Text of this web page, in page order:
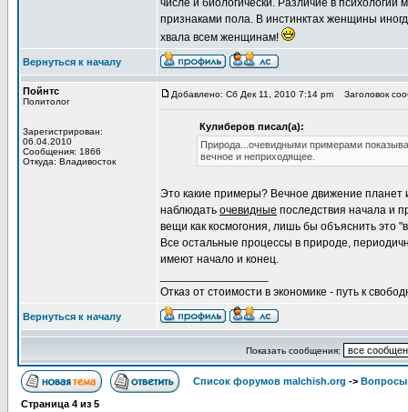
числе и биологически. Различие в
признаками пола. В инстинктах женщины
хвала всем женщинам!
Вернуться к началу
Пойнтс
Политолог
Зарегистрирован:
06.04.2010
Сообщения: 1866
Откуда: Владивосток
Добавлено: Сб Дек 11, 2010 7:14 pm Заголовок
Кулиберов писал(а):
Природа...очевидными примерами
вечное и неприходящее.
Это какие примеры? Вечное движение планет
наблюдать очевидные последствия начала и
вещи как космогония, лишь бы объяснить это
Все остальные процессы в природе,
имеют начало и конец.
Отказ от стоимости в экономике - путь к
Вернуться к началу
Показать сообщения:
Список форумов malchish.org -> Вопросы
Страница 4 из 5